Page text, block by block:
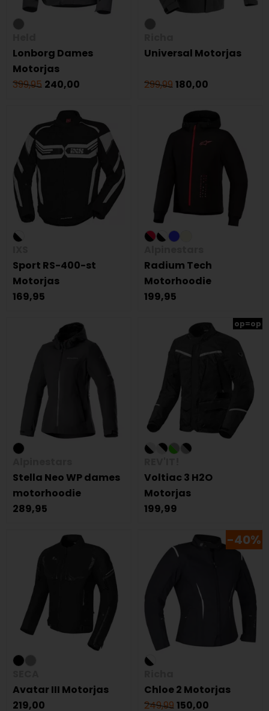
Lonborg Dames
Motorjas
399,95 240,00
Universal Motorjas
299,99180,00
Sport RS-400-st
Motorjas
169,95
Radium Tech
Motorhoodie
199,95
Stella Neo WP dames
motorhoodie
289,95
op=op
Voltiac 3 H2O
Motorjas
199,99
Avatar III Motorjas
219,00
-40%
Chloe 2 Motorjas
249,99150,00